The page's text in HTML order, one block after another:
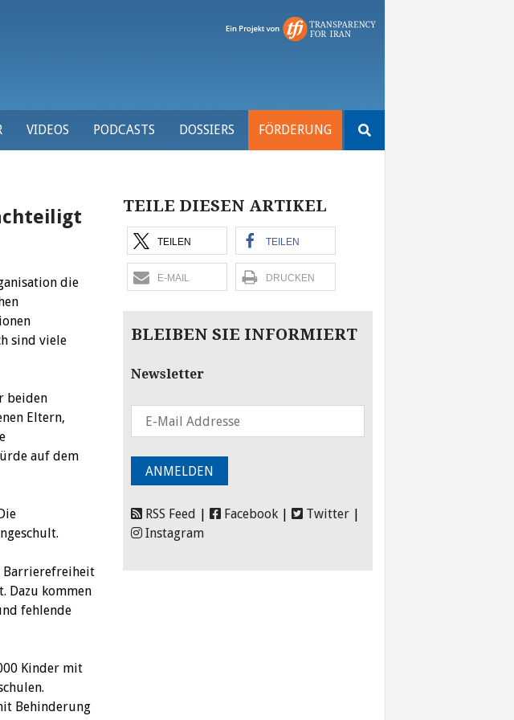
VIDEOS PODCASTS DOSSIERS FÖRDERUNG
nach:
die
sind viele
beiden
Eltern,
auf dem
Barrierefreiheit
Dazu kommen
fehlende
Kinder mit
Behinderung
TEILE DIESEN ARTIKEL
TEILEN TEILEN
E-MAIL DRUCKEN
BLEIBEN SIE INFORMIERT
Newsletter
RSS Feed Facebook Twitter
Instagram